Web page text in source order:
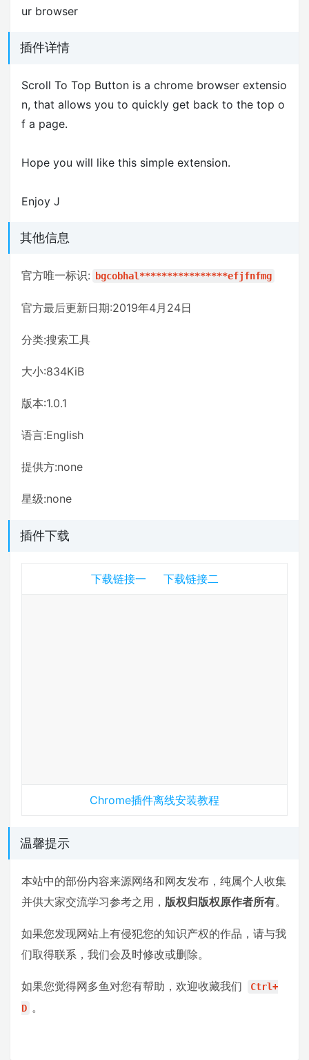
ur browser
插件详情
Scroll To Top Button is a chrome browser extensio
n, that allows you to quickly get back to the top o
f a page.
Hope you will like this simple extension.
Enjoy J
其他信息
官方唯一标识: bgcobhal****************efjfnfmg
官方最后更新日期:2019年4月24日
分类:搜索工具
大小:834KiB
版本:1.0.1
语言:English
提供方:none
星级:none
插件下载
下载链接一 下载链接二
Chrome插件离线安装教程
温馨提示
本站中的部份内容来源网络和网友发布，纯属个人收集
并供大家交流学习参考之用， 版权归版权原作者所有。
如果您发现网站上有侵犯您的知识产权的作品，请与我
们取得联系，我们会及时修改或删除。
如果您觉得网多鱼对您有帮助，欢迎收藏我们
Ctrl+
D 。